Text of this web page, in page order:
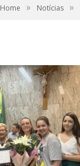
Home » Notícias »